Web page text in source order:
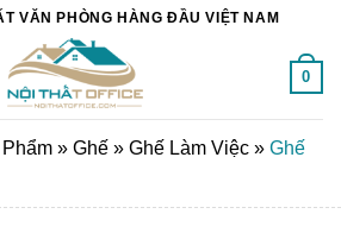
VĂN PHÒNG HÀNG ĐẦU VIỆT NAM
0
» Ghế » Ghế Làm Việc » Ghế